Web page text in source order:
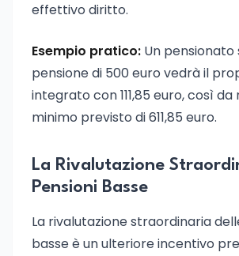
effettivo diritto.
Esempio pratico: Un pensionato
pensione di 500 euro vedrà il
integrato con 111,85 euro, così
minimo previsto di 611,85 euro.
La Rivalutazione
Pensioni Basse
La rivalutazione straordinaria
basse è un ulteriore incentivo